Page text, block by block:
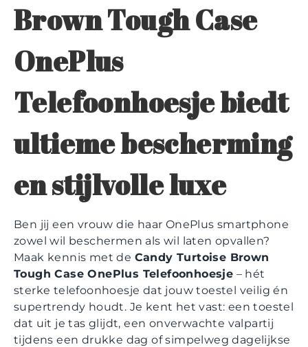
Brown Tough Case
OnePlus
Telefoonhoesje biedt
ultieme bescherming
en stijlvolle luxe
Ben jij een vrouw die haar OnePlus smartphone
zowel wil beschermen als wil laten opvallen?
Maak kennis met de Candy Turtoise Brown
Tough Case OnePlus Telefoonhoesje – hét
sterke telefoonhoesje dat jouw toestel veilig én
supertrendy houdt. Je kent het vast: een toestel
dat uit je tas glijdt, een onverwachte valpartij
tijdens een drukke dag of simpelweg dagelijkse